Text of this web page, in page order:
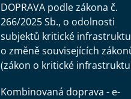
DOPRAVA podle zákona č.
266/2025 Sb., o odolnosti
subjektů kritické
o změně souvisejících
(zákon o kritické
Kombinovaná doprava - e-